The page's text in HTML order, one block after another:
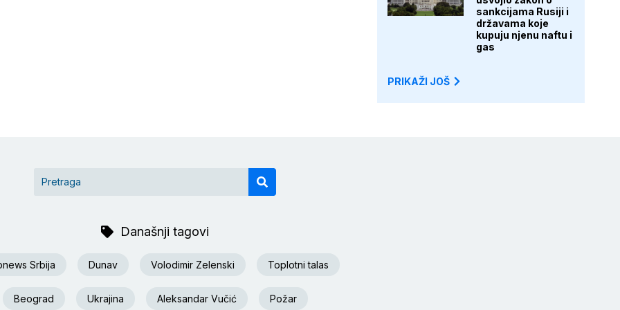
sankcijama Rusiji i
državama koje
kupuju njenu naftu i
gas
PRIKAŽI JOŠ
Današnji tagovi
Srbija Dunav Volodimir Zelenski Toplotni talas
Beograd Ukrajina Aleksandar Vučić Požar